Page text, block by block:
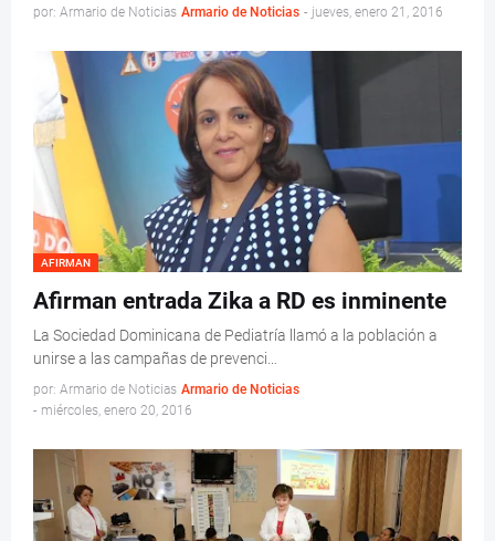
por: Armario de Noticias Armario de Noticias - jueves, enero 21, 2016
AFIRMAN
Afirman entrada Zika a RD es inminente
La Sociedad Dominicana de Pediatría llamó a la población a
unirse a las campañas de prevenci…
por: Armario de Noticias Armario de Noticias
- miércoles, enero 20, 2016